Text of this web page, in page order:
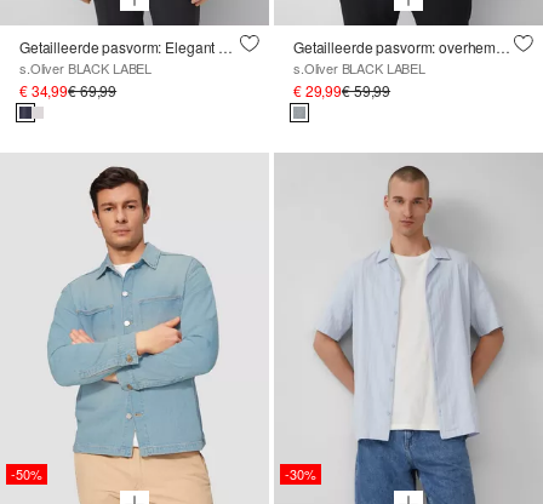
Getailleerde pasvorm: Elegant overhemd met lange mouwen van fijne jersey
s.Oliver BLACK LABEL
€ 34,99€ 69,99
Getailleerde pasvorm: overhemd met lange mouwen en een fijn geweven structuur
s.Oliver BLACK LABEL
€ 29,99€ 59,99
-50% -30%